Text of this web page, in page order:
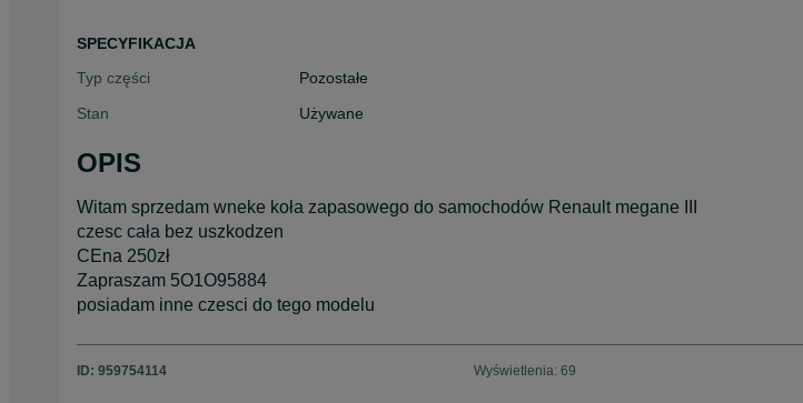
SPECYFIKACJA
Typ części
Pozostałe
Stan
Używane
OPIS
Witam sprzedam wneke koła zapasowego do samochodów Renault megane III
czesc cała bez uszkodzen
CEna 250zł
Zapraszam 5O1O95884
posiadam inne czesci do tego modelu
ID: 959754114 Wyświetlenia: 69